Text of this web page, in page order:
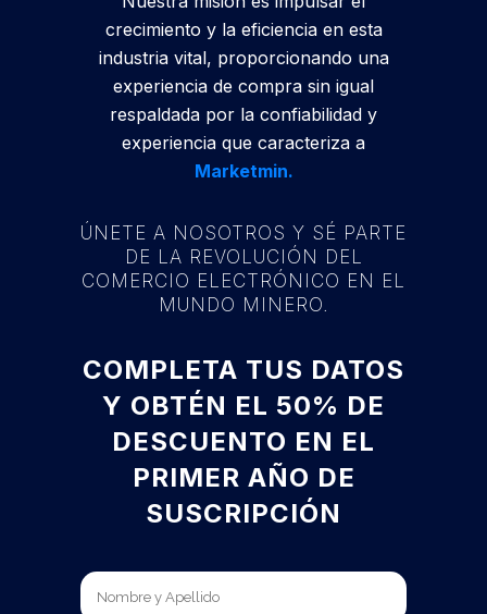
crecimiento y la eficiencia en esta
industria vital, proporcionando una
experiencia de compra sin igual
respaldada por la confiabilidad y
experiencia que caracteriza a
Marketmin.
ÚNETE A NOSOTROS Y SÉ PARTE
DE LA REVOLUCIÓN DEL
COMERCIO ELECTRÓNICO EN EL
MUNDO MINERO.
COMPLETA TUS DATOS
Y OBTÉN EL 50% DE
DESCUENTO EN EL
PRIMER AÑO DE
SUSCRIPCIÓN